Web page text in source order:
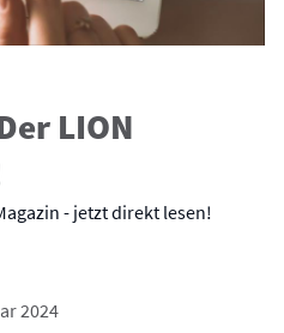
LION
- jetzt direkt lesen!
2024